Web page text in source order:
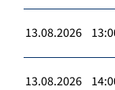
13.08.2026
13.08.2026